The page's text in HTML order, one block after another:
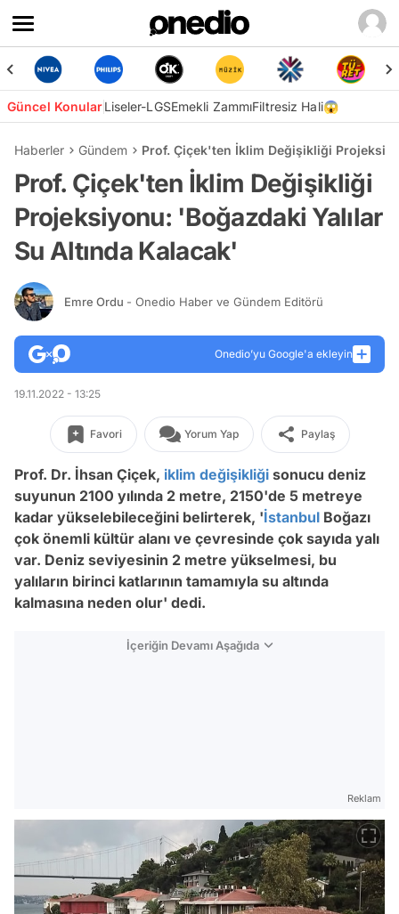
Güncel KonularLiseler-LGSEmekli ZammıFiltresiz Hali😱
Haberler Gündem Prof. Çiçek'ten İklim Değişikliği
Prof. Çiçek'ten İklim Değişikliği
Projeksiyonu: 'Boğazdaki Yalılar
Su Altında Kalacak'
Emre Ordu - Onedio Haber ve Gündem Editörü
Onedio’yu Google'a ekleyin
19.11.2022 - 13:25
Favori Yorum Yap Paylaş
Prof. Dr. İhsan Çiçek, iklim değişikliği sonucu deniz
suyunun 2100 yılında 2 metre, 2150'de 5 metreye
kadar yükselebileceğini belirterek, 'İstanbul Boğazı
çok önemli kültür alanı ve çevresinde çok sayıda yalı
var. Deniz seviyesinin 2 metre yükselmesi, bu
yalıların birinci katlarının tamamıyla su altında
kalmasına neden olur' dedi.
İçeriğin Devamı Aşağıda
Reklam